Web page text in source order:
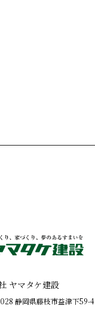
ヤマタケ建設
静岡県藤枝市益津下59-4